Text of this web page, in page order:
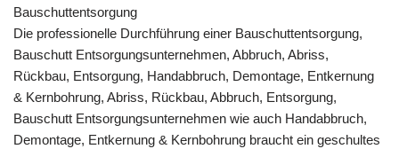
Bauschuttentsorgung
Die professionelle Durchführung einer Bauschuttentsorgung,
Bauschutt Entsorgungsunternehmen, Abbruch, Abriss,
Rückbau, Entsorgung, Handabbruch, Demontage, Entkernung
& Kernbohrung, Abriss, Rückbau, Abbruch, Entsorgung,
Bauschutt Entsorgungsunternehmen wie auch Handabbruch,
Demontage, Entkernung & Kernbohrung braucht ein geschultes